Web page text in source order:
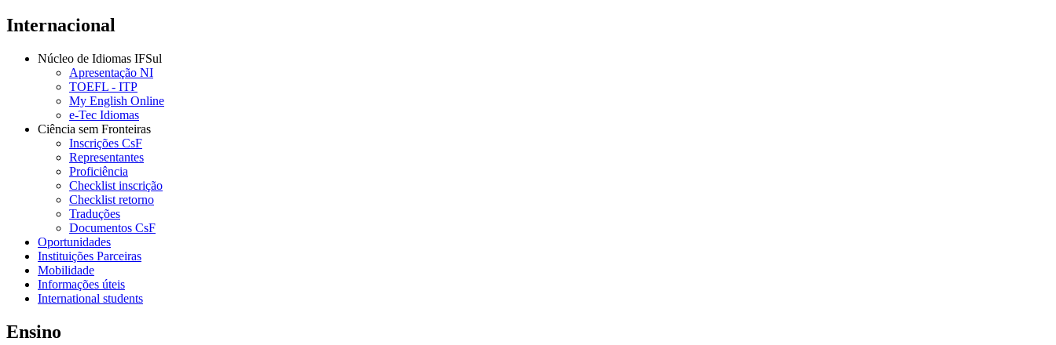
Internacional
Núcleo de Idiomas IFSul
Apresentação NI
TOEFL - ITP
My English Online
e-Tec Idiomas
Ciência sem Fronteiras
Inscrições CsF
Representantes
Proficiência
Checklist inscrição
Checklist retorno
Traduções
Documentos CsF
Oportunidades
Instituições Parceiras
Mobilidade
Informações úteis
International students
Ensino